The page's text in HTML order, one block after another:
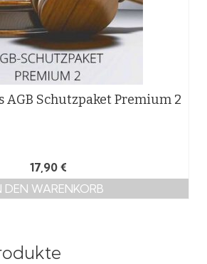
AGB Schutzpaket Premium 2
17,90 €
DEN WARENKORB